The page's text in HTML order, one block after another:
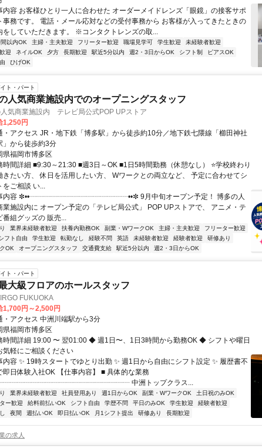
内容 お客様ひとり一人に合わせた オーダーメイドレンズ「眼鏡」の接客サポ
事務です。 電話・メール応対などの受付事務から お客様が入ってきたときの
をしていただきます。 ※コンタクトレンズの取...
以内OK 主婦・主夫歓迎 フリーター歓迎 職場見学可 学生歓迎
未経験者歓迎
迎
ネイルOK 夕方 長期歓迎 駅近5分以内 週2・3日からOK シフト制
ピアスOK
ひげOK
ト・パート
人気商業施設内でのオープニングスタッフ
気商業施設内 テレビ局公式POP UPストア
1,250円
・アクセス JR・地下鉄「博多駅」から徒歩約10分／地下鉄七隈線「櫛田神社
」から徒歩約3分
県福岡市博多区
時間詳細 ■9:30～21:30 ■週3日～OK ■1日5時間勤務（休憩なし） ⭐学校終わり
きたい方、 休日を活用したい方、 Wワークとの両立など、 予定に合わせてシ
をご相談 い...
内容 ✼••┈┈┈┈┈┈┈┈┈┈┈┈┈┈••✼ 9月中旬オープン予定！ 博多の人
業施設内に オープン予定の「テレビ局公式」 POP UPストアで、 アニメ・テ
番組グッズの 販売...
業界未経験者歓迎 扶養内勤務OK 副業・WワークOK 主婦・主夫歓迎
フリーター歓迎
フト自由 学生歓迎 転勤なし 経験不問 英語 未経験者歓迎 経験者歓迎
研修あり
OK
オープニングスタッフ 交通費支給 駅近5分以内 週2・3日からOK
ト・パート
大級フロアのホールスタッフ
FUKUOKA
1,700円～2,500円
・アクセス 中洲川端駅から3分
県福岡市博多区
時間詳細 19:00 〜 翌01:00 ◆ 週1日〜、1日3時間から勤務OK ◆ シフトや曜日
気軽にご相談ください
内容 ✨ 19時スタートでゆとり出勤 ✨ 週1日から自由にシフト設定 ✨ 履歴書不
即日体験入社OK 【仕事内容】 ■ 具体的な業務
中洲トップクラス...
業界未経験者歓迎 社員登用あり 週1日からOK 副業・WワークOK
土日祝のみOK
ー歓迎
給料前払いOK シフト自由 学歴不問 平日のみOK 学生歓迎
経験者歓迎
夜間 週払いOK 即日払いOK 月1シフト提出 研修あり 長期歓迎
の求人